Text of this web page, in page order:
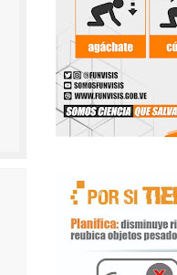
jornada vacacional
territorial
de agua